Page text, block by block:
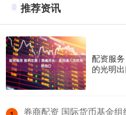
推荐资讯
配资服
的光明出
券商配资 国际货币基金